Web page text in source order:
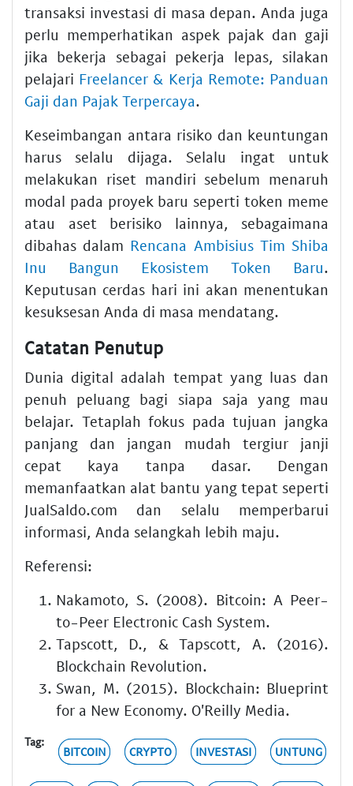
transaksi investasi di masa depan. Anda juga
perlu memperhatikan aspek pajak dan gaji
jika bekerja sebagai pekerja lepas, silakan
pelajari Freelancer & Kerja Remote: Panduan
Gaji dan Pajak Terpercaya.
Keseimbangan antara risiko dan keuntungan
harus selalu dijaga. Selalu ingat untuk
melakukan riset mandiri sebelum menaruh
modal pada proyek baru seperti token meme
atau aset berisiko lainnya, sebagaimana
dibahas dalam Rencana Ambisius Tim Shiba
Inu Bangun Ekosistem Token Baru.
Keputusan cerdas hari ini akan menentukan
kesuksesan Anda di masa mendatang.
Catatan Penutup
Dunia digital adalah tempat yang luas dan
penuh peluang bagi siapa saja yang mau
belajar. Tetaplah fokus pada tujuan jangka
panjang dan jangan mudah tergiur janji
cepat kaya tanpa dasar. Dengan
memanfaatkan alat bantu yang tepat seperti
JualSaldo.com dan selalu memperbarui
informasi, Anda selangkah lebih maju.
Referensi:
Nakamoto, S. (2008). Bitcoin: A Peer-
to-Peer Electronic Cash System.
Tapscott, D., & Tapscott, A. (2016).
Blockchain Revolution.
Swan, M. (2015). Blockchain: Blueprint
for a New Economy. O'Reilly Media.
Tag:
BITCOIN CRYPTO INVESTASI UNTUNG